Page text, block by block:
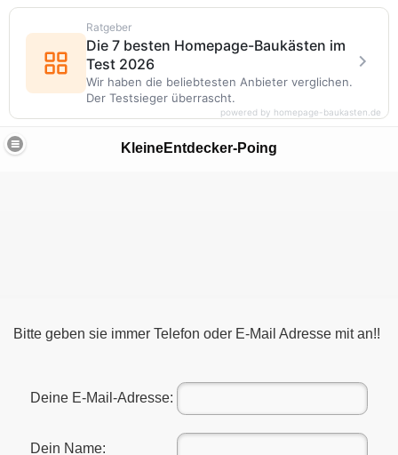
KleineEntdecker-Poing
Bitte geben sie immer Telefon oder E-Mail Adresse mit an!!
Deine E-Mail-Adresse:
Dein Name:
Ratgeber
Die 7 besten Homepage-Baukästen im
Test 2026
Wir haben die beliebtesten Anbieter verglichen.
Der Testsieger überrascht.
powered by homepage-baukasten.de